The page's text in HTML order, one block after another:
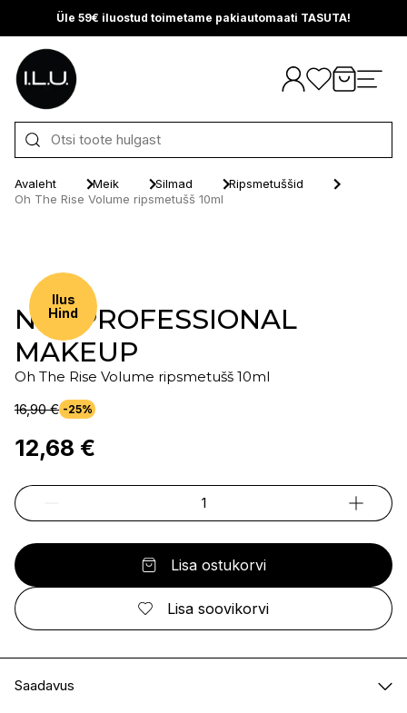
Üle 59€ iluostud toimetame pakiautomaati TASUTA!
Otse sisu juurde
Avaleht Meik Silmad
Ripsmetuššid
Oh The Rise Volume ripsmetušš 10ml
Ilus
Hind
NYX PROFESSIONAL
MAKEUP
Oh The Rise Volume ripsmetušš 10ml
16,90 € -25%
12,68 €
Lisa ostukorvi
Lisa soovikorvi
Saadavus